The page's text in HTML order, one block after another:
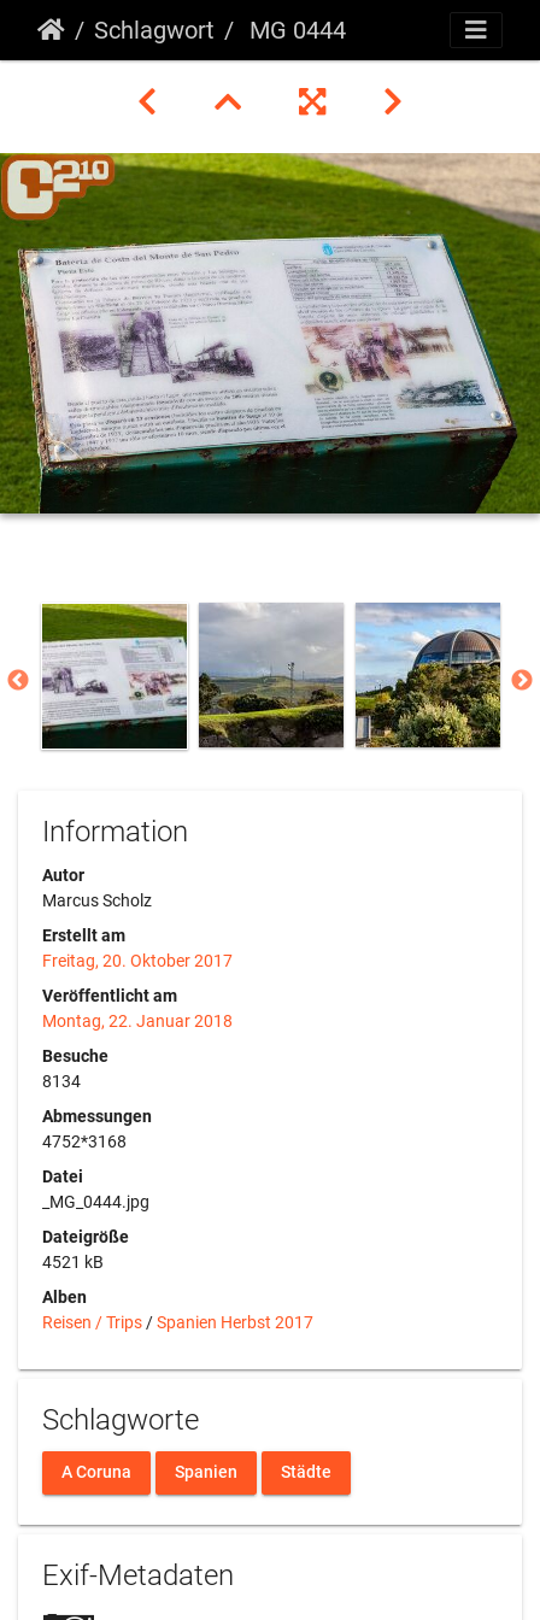
Schlagwort MG 0444
Information
Autor
Marcus Scholz
Erstellt am
Freitag, 20. Oktober 2017
Veröffentlicht am
Montag, 22. Januar 2018
Besuche
8134
Abmessungen
4752*3168
Datei
_MG_0444.jpg
Dateigröße
4521 kB
Alben
Reisen / Trips /Spanien Herbst 2017
Schlagworte
A Coruna Spanien Städte
Exif-Metadaten